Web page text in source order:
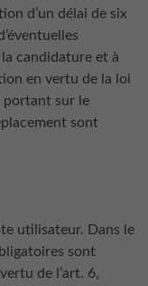
d’un délai de six
candidature et à
en vertu de la loi
portant sur le
sont
utilisateur. Dans le
sont
de l’art. 6,